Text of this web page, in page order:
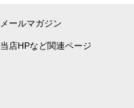
メールマガジン
当店HPなど関連ページ